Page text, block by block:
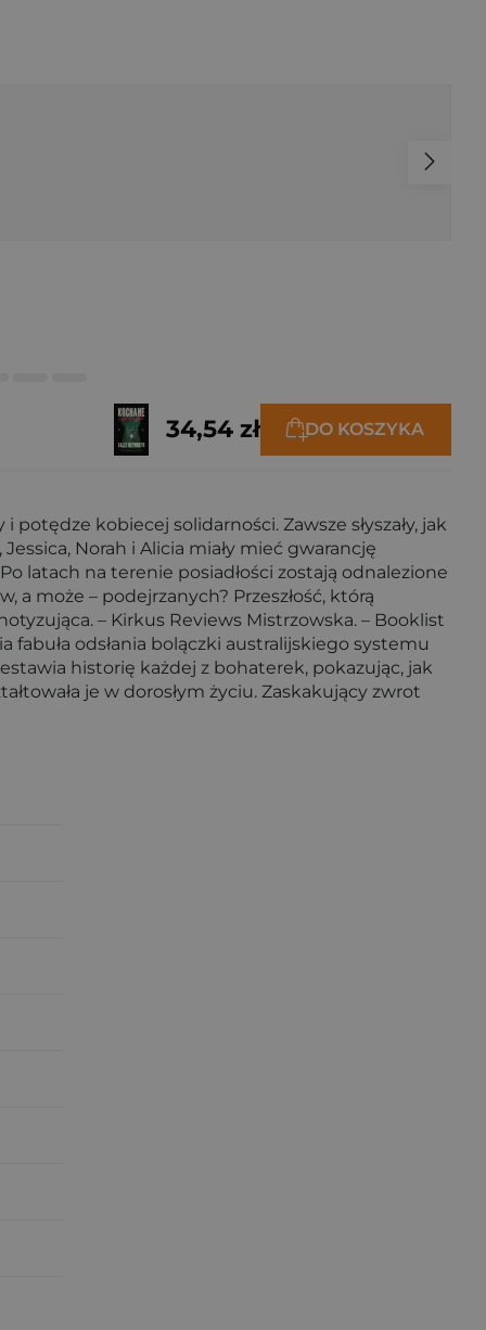
34,54 zł DO KOSZYKA
kobiecej solidarności. Zawsze słyszały, jak
Norah i Alicia miały mieć gwarancję
latach na terenie posiadłości zostają odnalezione
a może – podejrzanych? Przeszłość, którą
– Kirkus Reviews Mistrzowska. – Booklist
fabuła odsłania bolączki australijskiego systemu
historię każdej z bohaterek, pokazując, jak
je w dorosłym życiu. Zaskakujący zwrot